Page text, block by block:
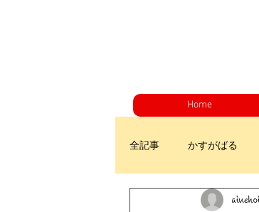
Home
全記事 かすがばる